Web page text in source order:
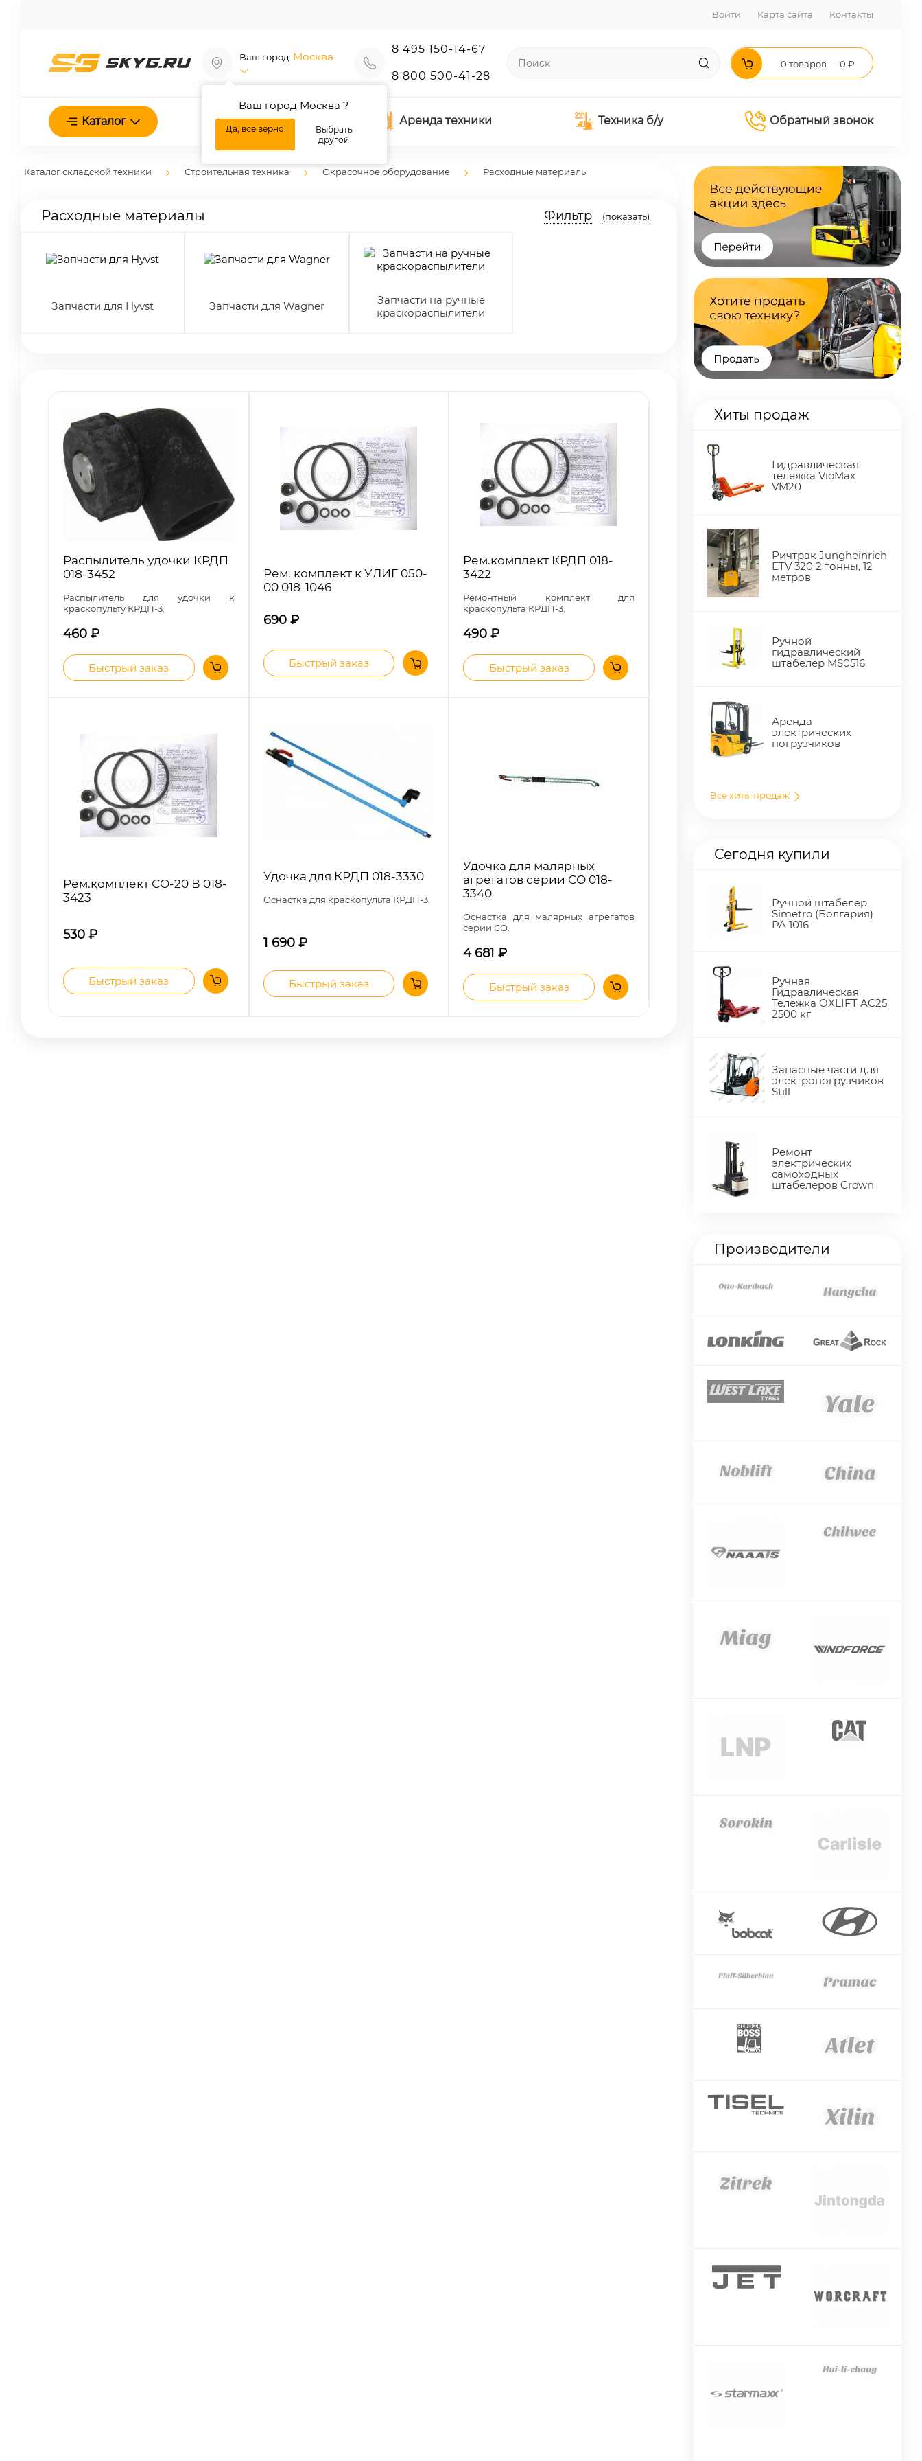
Войти Карта сайта Контакты
Ваш город: Москва
Ваш город Москва ?
Да, все верно
Выбрать
другой
8 495 150-14-67
8 800 500-41-28
0 товаров — 0 ₽
Каталог О нас Аренда техники Техника б/у Обратный звонок
Каталог складской техники Строительная техника Окрасочное оборудование Расходные материалы
Расходные материалы Фильтр (показать)
Запчасти для Hyvst Запчасти для Wagner
Запчасти на ручные
краскораспылители
Распылитель удочки КРДП
018-3452
Распылитель для удочки к
краскопульту КРДП-3.
460 ₽
Быстрый заказ
Рем. комплект к УЛИГ 050-
00 018-1046
690 ₽
Быстрый заказ
Рем.комплект КРДП 018-
3422
Ремонтный комплект для
краскопульта КРДП-3.
490₽
Быстрый заказ
Рем.комплект СО-20 В 018-
3423
530 ₽
Быстрый заказ
Удочка для КРДП 018-3330
Оснастка для краскопульта КРДП-3.
1 690 ₽
Быстрый заказ
Удочка для малярных
агрегатов серии СО 018-
3340
Оснастка для малярных агрегатов
серии СО.
4 681₽
Быстрый заказ
Хиты продаж
Гидравлическая
тележка VioMax
VM20
Ричтрак Jungheinrich
ETV 320 2 тонны, 12
метров
Ручной
гидравлический
штабелер MS0516
Аренда
электрических
погрузчиков
Все хиты продаж
Сегодня купили
Ручной штабелер
Simetro (Болгария)
PA 1016
Ручная
Гидравлическая
Тележка OXLIFT AC25
2500 кг
Запасные части для
электропогрузчиков
Still
Ремонт
электрических
самоходных
штабелеров Crown
Производители